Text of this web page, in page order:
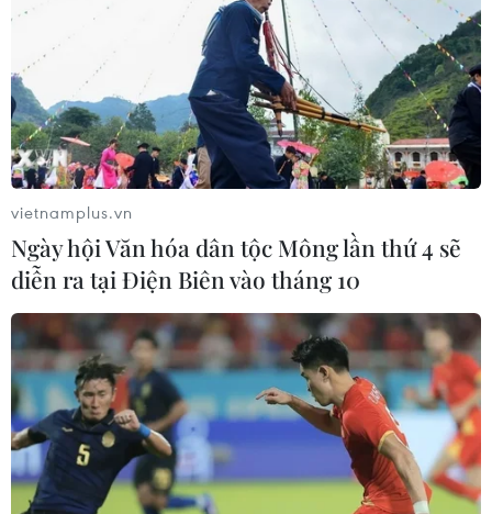
vietnamplus.vn
Ngày hội Văn hóa dân tộc Mông lần thứ 4 sẽ
diễn ra tại Điện Biên vào tháng 10